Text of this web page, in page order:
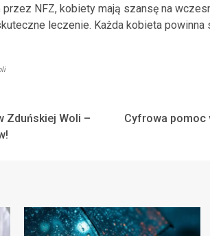
NFZ, kobiety mają szansę na
leczenie. Każda kobieta
Zduńskiej Woli –
Cyfrowa pomoc